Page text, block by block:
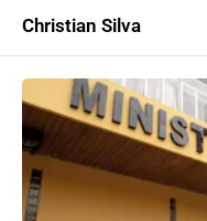
Christian Silva